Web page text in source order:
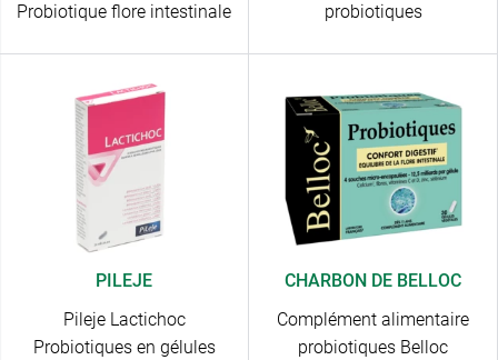
Probiotique flore intestinale
probiotiques
PILEJE
Pileje Lactichoc
Probiotiques en gélules
CHARBON DE BELLOC
Complément alimentaire
probiotiques Belloc